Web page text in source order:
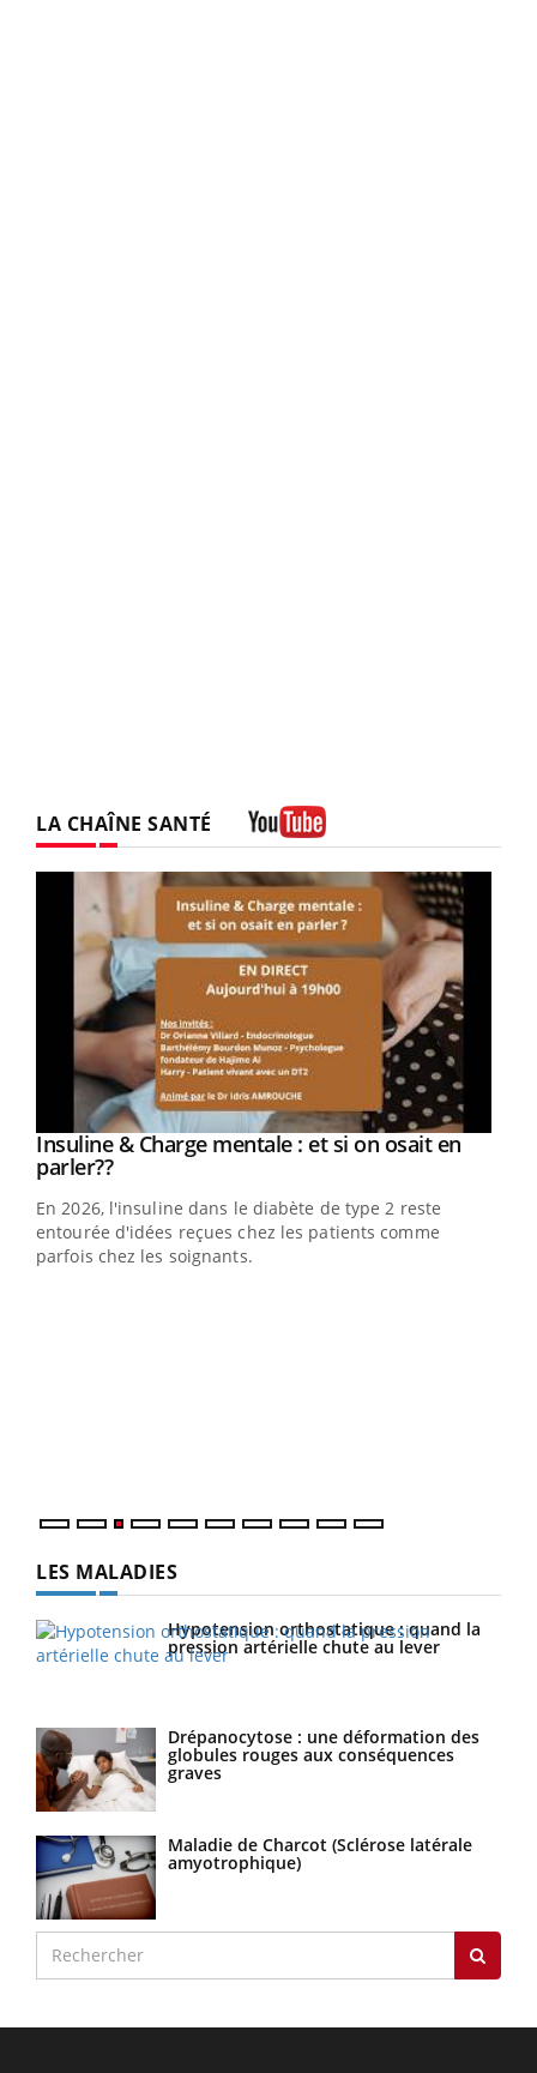
LA CHAÎNE SANTÉ
Youtube
Insuline & Charge mentale : et si on osait en
parler??Youtube
En 2026, l'insuline dans le diabète de type 2 reste
entourée d'idées reçues chez les patients comme
parfois chez les soignants.
LES MALADIES
Hypotension orthostatique : quand la
pression artérielle chute au lever
Drépanocytose : une déformation des
globules rouges aux conséquences
graves
Maladie de Charcot (Sclérose latérale
amyotrophique)